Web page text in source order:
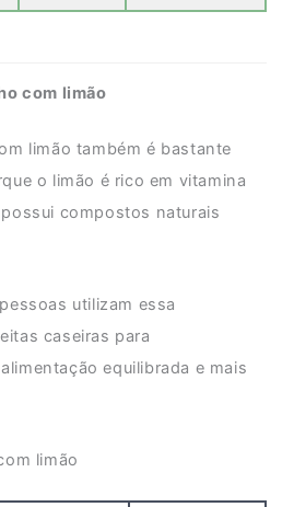
com limão
limão também é bastante
o limão é rico em vitamina
compostos naturais
utilizam essa
caseiras para
equilibrada e mais
limão